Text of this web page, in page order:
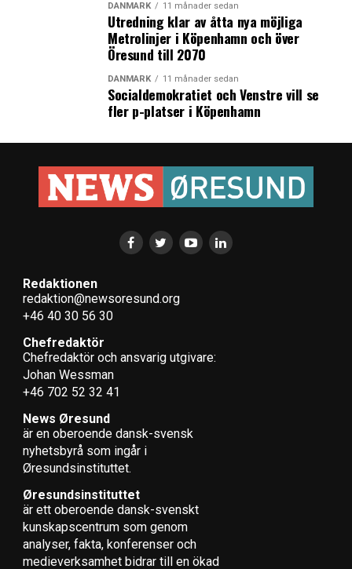
DANMARK 11 månader sedan
Utredning klar av åtta nya möjliga
Metrolinjer i Köpenhamn och över
Öresund till 2070
DANMARK 11 månader sedan
Socialdemokratiet och Venstre vill se
fler p-platser i Köpenhamn
Redaktionen
redaktion@newsoresund.org
+46 40 30 56 30
Chefredaktör
Chefredaktör och ansvarig utgivare:
Johan Wessman
+46 702 52 32 41
News Øresund
är en oberoende dansk-svensk
nyhets­byrå som ingår i
Øresundsinstituttet.
Øresundsinstituttet
är ett oberoende dansk-svenskt
kunskapscentrum som genom
analyser, fakta, konferenser och
medieverksamhet bidrar till en ökad